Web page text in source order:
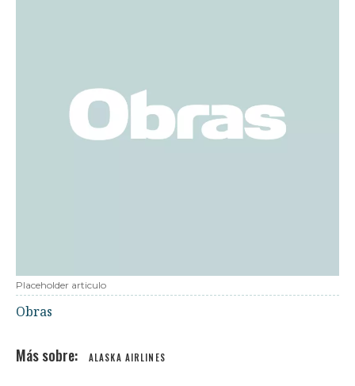
Placeholder articulo
Obras
ALASKA AIRLINES